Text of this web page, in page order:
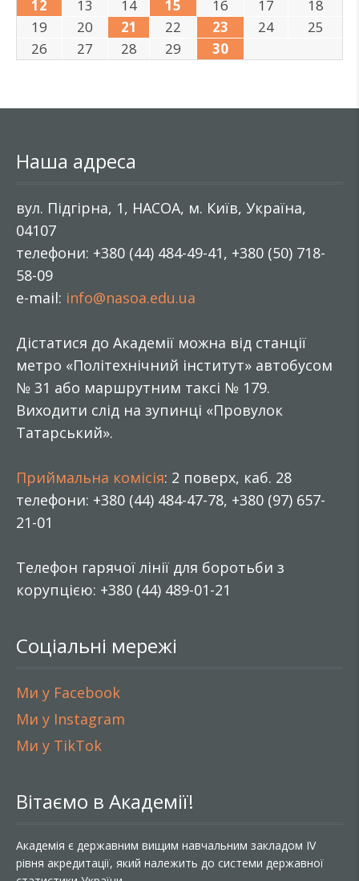
12
13 14 15 16 17
18
19
20 21 22 23 24
25
26
27 28 29 30
Наша адреса
вул. Підгірна, 1, НАСОА, м. Київ, Україна,
04107
телефони: +380 (44) 484-49-41, +380 (50) 718-
58-09
e-mail: info@nasoa.edu.ua
Дістатися до Академії можна від станції
метро «Політехнічний інститут» автобусом
№ 31 або маршрутним таксі № 179.
Виходити слід на зупинці «Провулок
Татарський».
Приймальна комісія: 2 поверх, каб. 28
телефони: +380 (44) 484-47-78, +380 (97) 657-
21-01
Телефон гарячої лінії для боротьби з
корупцією: +380 (44) 489-01-21
Соціальні мережі
Ми у Facebook
Ми у Instagram
Ми у TikTok
Вітаємо в Академії!
Академія є державним вищим навчальним закладом IV
рівня акредитації, який належить до системи державної